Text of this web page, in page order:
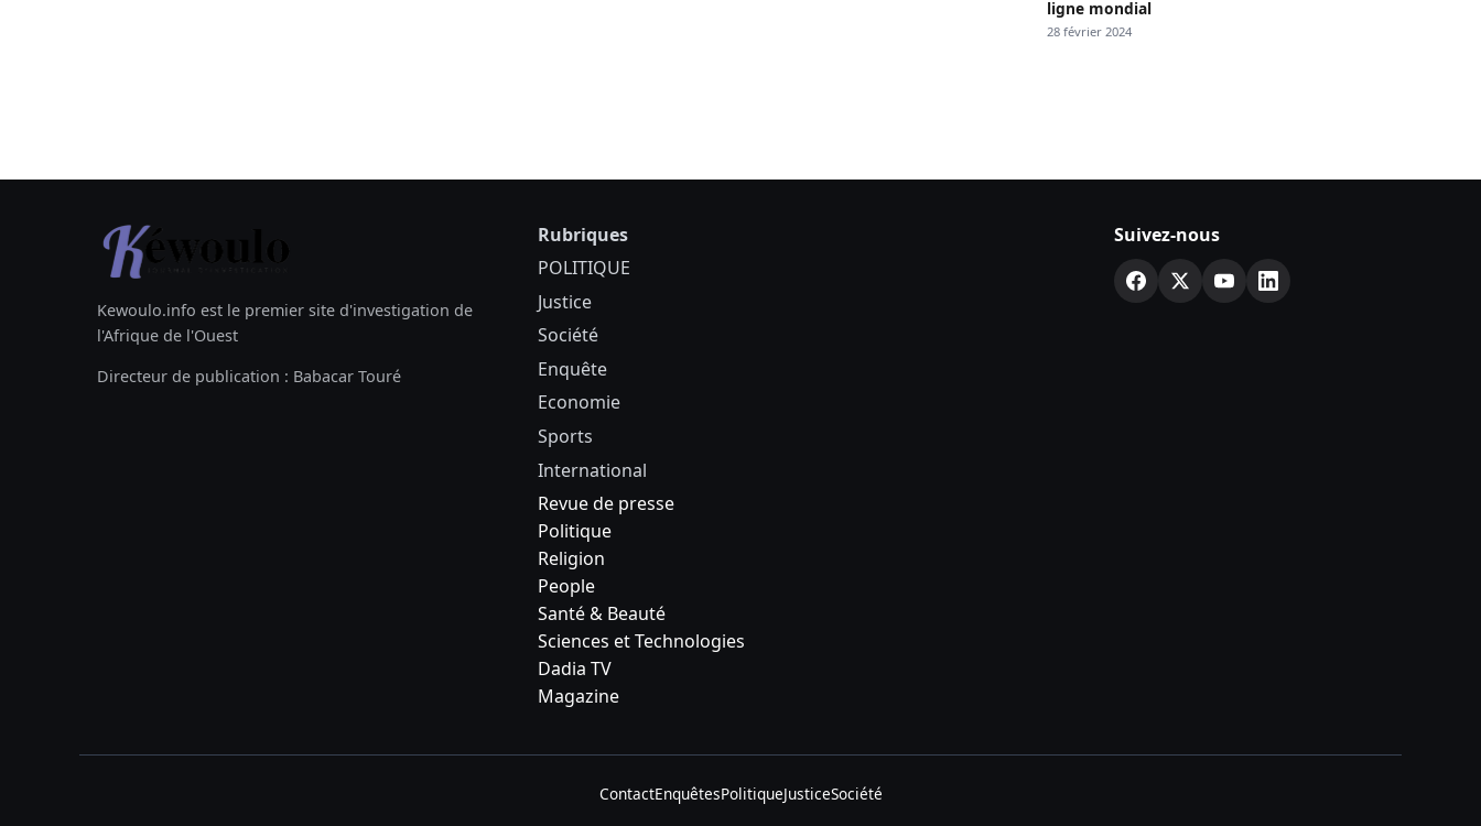
ligne mondial
28 février 2024
Kewoulo.info est le premier site d'investigation de
l'Afrique de l'Ouest
Directeur de publication : Babacar Touré
Rubriques
POLITIQUE
Justice
Société
Enquête
Economie
Sports
International
Revue de presse
Politique
Religion
People
Santé & Beauté
Sciences et Technologies
Dadia TV
Magazine
Suivez-nous
ContactEnquêtesPolitiqueJusticeSociété